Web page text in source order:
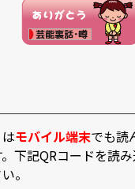
モバイル端末でも読
下記QRコードを読
。